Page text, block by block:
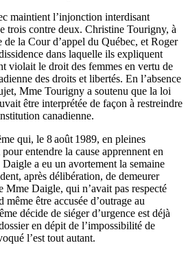
maintient l’injonction interdisant
trois contre deux. Christine Tourigny, à
de la Cour d’appel du Québec, et Roger
dans laquelle ils expliquent
violait le droit des femmes en vertu de
des droits et libertés. En l’absence
Mme Tourigny a soutenu que la loi
être interprétée de façon à restreindre
canadienne.
qui, le 8 août 1989, en pleines
entendre la cause apprennent en
a eu un avortement la semaine
après délibération, de demeurer
Mme Daigle, qui n’avait pas respecté
être accusée d’outrage au
décide de siéger d’urgence est déjà
en dépit de l’impossibilité de
l’est tout autant.